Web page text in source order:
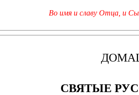
Во имя и славу Отца, и
СВЯТЫЕ